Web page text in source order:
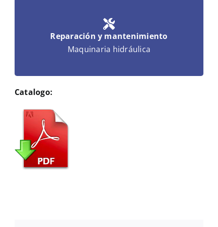
Reparación y mantenimiento
Maquinaria hidráulica
Catalogo: